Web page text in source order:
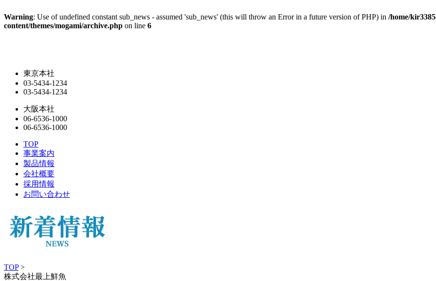
Warning: Use of undefined constant sub_news - assumed 'sub_news' (this will throw an Error in a future version of PHP) in /home/
content/themes/mogami/archive.php on line 6
東京本社
03-5434-1234
03-5434-1234
大阪本社
06-6536-1000
06-6536-1000
TOP
事業案内
製品情報
会社概要
採用情報
お問い合わせ
TOP>
株式会社最上鮮魚